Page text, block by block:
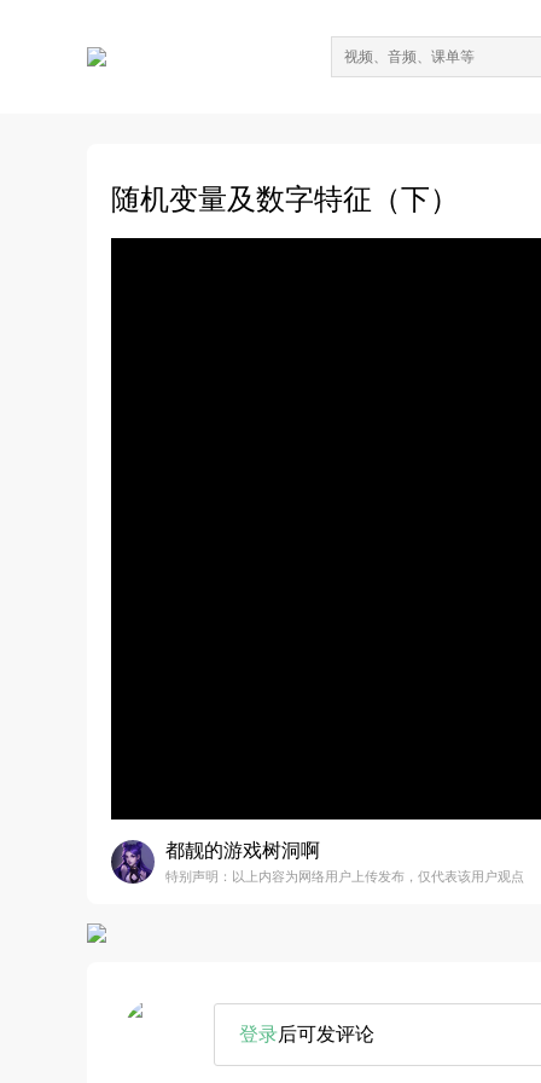
随机变量及数字特征（下）
都靓的游戏树洞啊
特别声明：以上内容为网络用户上传发布，仅代表该用户观点
登录后可发评论